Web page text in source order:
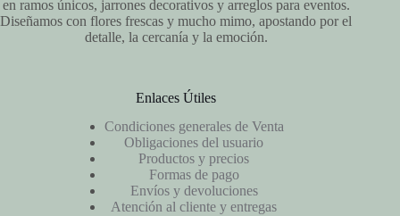
en ramos únicos, jarrones decorativos y arreglos para eventos.
Diseñamos con flores frescas y mucho mimo, apostando por el
detalle, la cercanía y la emoción.
Enlaces Útiles
Condiciones generales de Venta
Obligaciones del usuario
Productos y precios
Formas de pago
Envíos y devoluciones
Atención al cliente y entregas